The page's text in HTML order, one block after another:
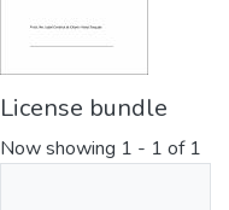
License bundle
Now showing 1 - 1 of 1